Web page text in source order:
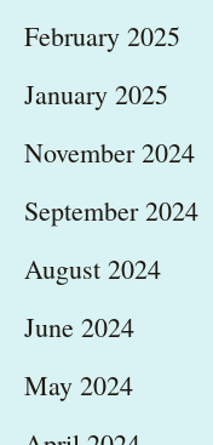
February 2025
January 2025
November 2024
September 2024
August 2024
June 2024
May 2024